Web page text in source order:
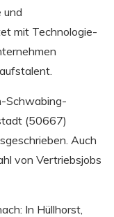
mit Technologie-
Schwabing-
(50667)
Auch
von Vertriebsjobs
In Hüllhorst,